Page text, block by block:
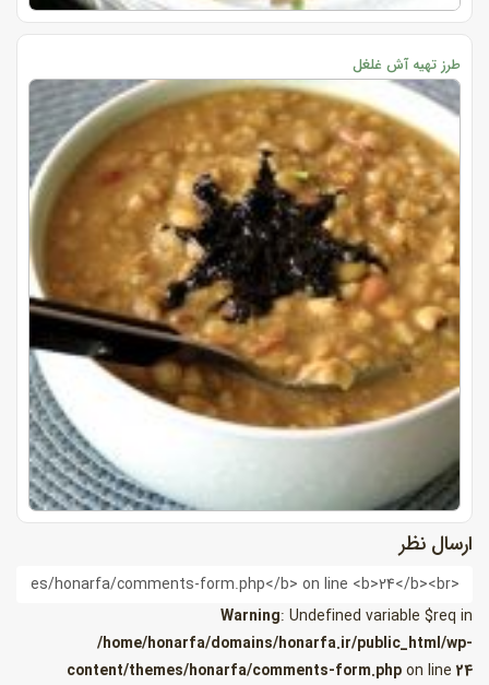
طرز تهیه آش غلغل
ارسال نظر
Warning: Undefined variable $req in
/home/honarfa/domains/honarfa.ir/public_html/wp-
content/themes/honarfa/comments-form.phpon line24